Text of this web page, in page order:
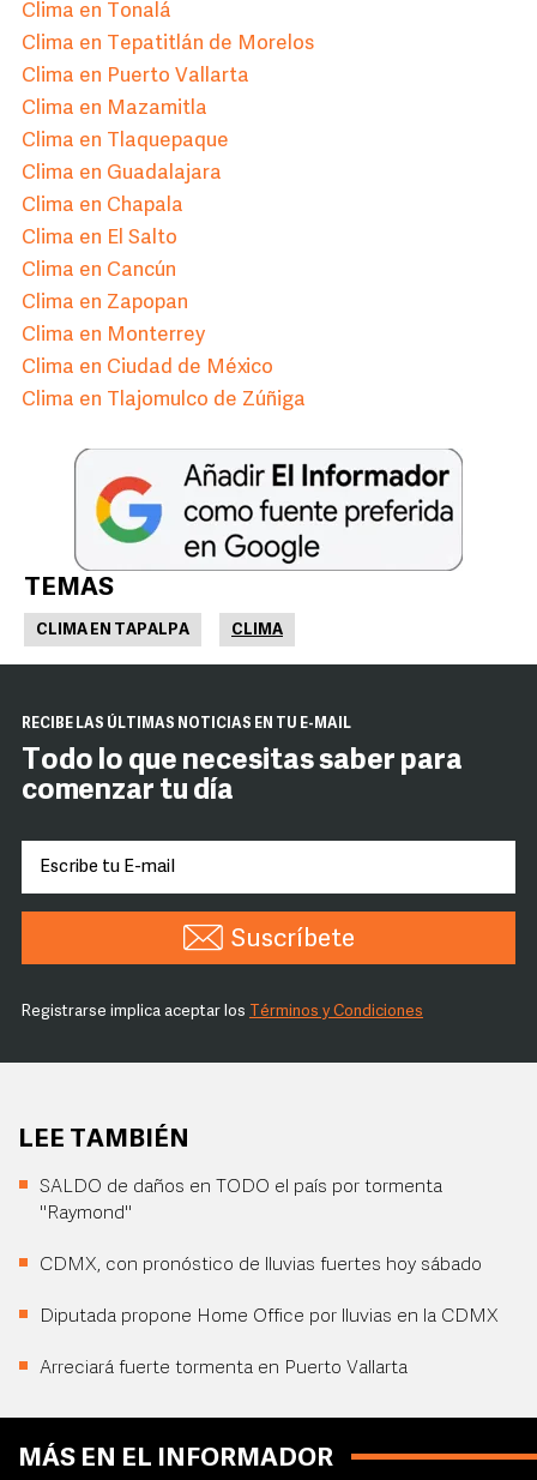
Clima en Tonalá
Clima en Tepatitlán de Morelos
Clima en Puerto Vallarta
Clima en Mazamitla
Clima en Tlaquepaque
Clima en Guadalajara
Clima en Chapala
Clima en El Salto
Clima en Cancún
Clima en Zapopan
Clima en Monterrey
Clima en Ciudad de México
Clima en Tlajomulco de Zúñiga
TEMAS
CLIMA EN TAPALPA CLIMA
RECIBE LAS ÚLTIMAS NOTICIAS EN TU E-MAIL
Todo lo que necesitas saber para
comenzar tu día
Suscríbete
Registrarse implica aceptar los Términos y Condiciones
LEE TAMBIÉN
SALDO de daños en TODO el país por tormenta
"Raymond"
CDMX, con pronóstico de lluvias fuertes hoy sábado
Diputada propone Home Office por lluvias en la CDMX
Arreciará fuerte tormenta en Puerto Vallarta
MÁS EN EL INFORMADOR